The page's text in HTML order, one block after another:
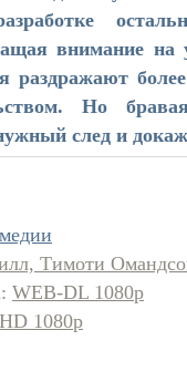
внимание на
раздражают
Но
след и
Тимоти
: WEB-DL 1080p
HD 1080p